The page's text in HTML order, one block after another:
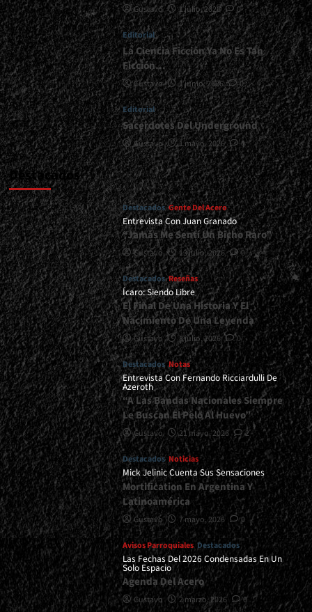
<div>Morir
Para
Quedar
En
La
Memoria</div>
Gustavo 1 julio, 2026 0
Editorial
La Ciencia Ficción Ya No Es Tan
Ficción…
Gustavo 1 junio, 2026 0
Editorial
Sacerdotes Del Underground
Gustavo 1 mayo, 2026 0
Destacados
Destacados Gente Del Acero
Entrevista Con Juan Granado
“Jamás Me Sentí Un Bicho Raro”
Gustavo 13 julio, 2026 0
Destacados Reseñas
Ícaro: Siendo Libre
El Final De Una Historia Y El
Nacimiento De Una Leyenda
Gustavo 8 julio, 2026 0
Destacados Notas
Entrevista Con Fernando Ricciardulli De
Azeroth
“A Las Bandas Nacionales Siempre
Le Buscan El Pelo Al Huevo”
Gustavo 21 mayo, 2026 2
Destacados Noticias
Mick Jelinic Cuenta Sus Sensaciones
Mortification En Argentina Y
Latinoamérica
Gustavo 7 mayo, 2026 0
Avisos Parroquiales Destacados
Las Fechas Del 2026 Condensadas En Un
Solo Espacio
Agenda Del Acero
Gustavo 2 marzo, 2026 0